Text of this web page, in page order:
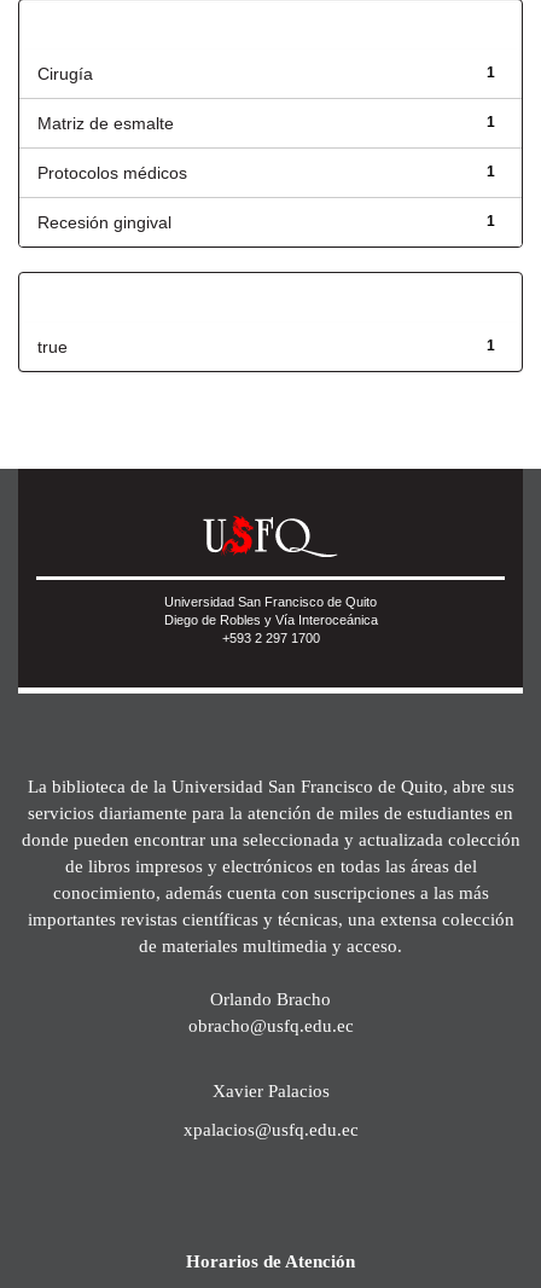
1
Cirugía
1
Matriz de esmalte
1
Protocolos médicos
1
Recesión gingival
1
true
Universidad San Francisco de Quito
Diego de Robles y Vía Interoceánica
+593 2 297 1700
La biblioteca de la Universidad San Francisco de Quito, abre sus
servicios diariamente para la atención de miles de estudiantes en
donde pueden encontrar una seleccionada y actualizada colección
de libros impresos y electrónicos en todas las áreas del
conocimiento, además cuenta con suscripciones a las más
importantes revistas científicas y técnicas, una extensa colección
de materiales multimedia y acceso.
Orlando Bracho
obracho@usfq.edu.ec
Xavier Palacios
xpalacios@usfq.edu.ec
Horarios de Atención